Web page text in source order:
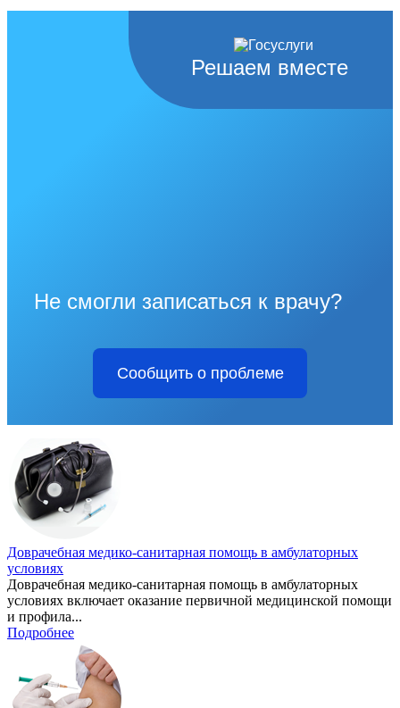
Решаем вместе
Не смогли записаться к врачу?
Сообщить о проблеме
Доврачебная медико-санитарная помощь в амбулаторных
условиях
Доврачебная медико-санитарная помощь в амбулаторных
условиях включает оказание первичной медицинской помощи
и профила...
Подробнее